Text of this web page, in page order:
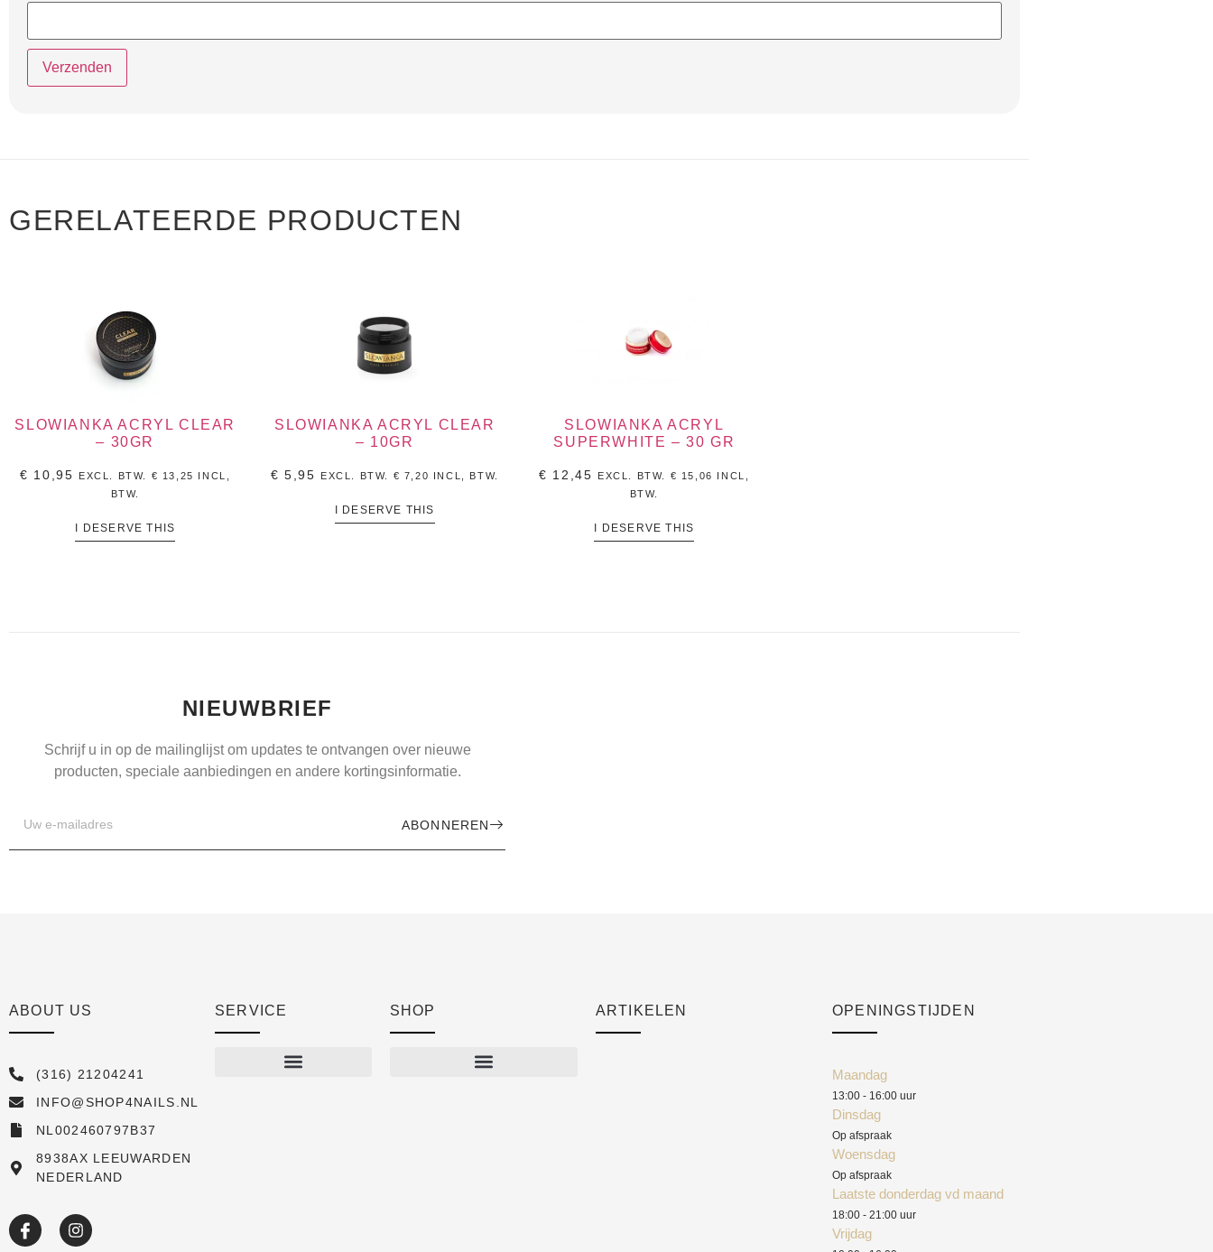
GERELATEERDE PRODUCTEN
SLOWIANKA ACRYL CLEAR
– 30GR
€ 10,95 EXCL. BTW. € 13,25 INCL,
BTW.
I DESERVE THIS
SLOWIANKA ACRYL CLEAR
– 10GR
€ 5,95 EXCL. BTW. € 7,20 INCL, BTW.
I DESERVE THIS
SLOWIANKA ACRYL
SUPERWHITE – 30 GR
€ 12,45 EXCL. BTW. € 15,06 INCL,
BTW.
I DESERVE THIS
NIEUWBRIEF
Schrijf u in op de mailinglijst om updates te ontvangen over nieuwe
producten, speciale aanbiedingen en andere kortingsinformatie.
ABONNEREN
ABOUT US
(316) 21204241
INFO@SHOP4NAILS.NL
NL002460797B37
8938AX LEEUWARDEN
NEDERLAND
SERVICE SHOP ARTIKELEN OPENINGSTIJDEN
Maandag
13:00 - 16:00 uur
Dinsdag
Op afspraak
Woensdag
Op afspraak
Laatste donderdag vd maand
18:00 - 21:00 uur
Vrijdag